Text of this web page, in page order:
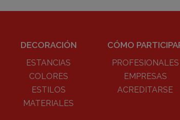
DECORACIÓN
ESTANCIAS
COLORES
ESTILOS
MATERIALES
CÓMO
PROFESIONALES
EMPRESAS
ACREDITARSE